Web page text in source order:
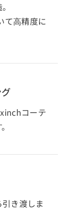
て⾼精度に
コーテ
き渡しま